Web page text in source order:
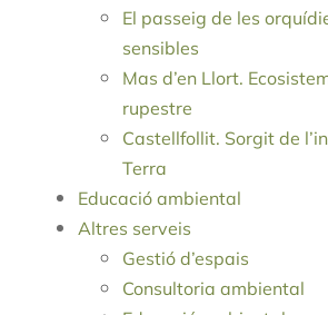
El passeig de les
sensibles
Mas d’en Llort.
rupestre
Castellfollit. Sorgit de
Terra
Educació ambiental
Altres serveis
Gestió d’espais
Consultoria ambiental